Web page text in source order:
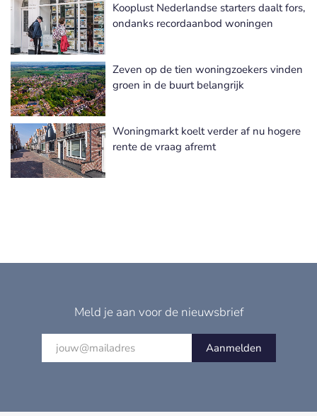
Kooplust Nederlandse starters daalt fors,
ondanks recordaanbod woningen
Zeven op de tien woningzoekers vinden
groen in de buurt belangrijk
Woningmarkt koelt verder af nu hogere
rente de vraag afremt
Meld je aan voor de nieuwsbrief
Aanmelden